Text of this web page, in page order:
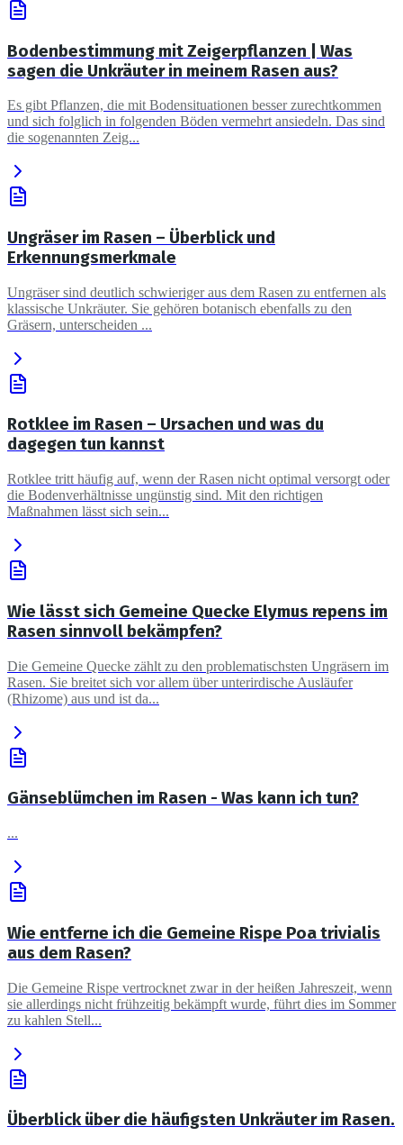
Bodenbestimmung mit Zeigerpflanzen | Was
sagen die Unkräuter in meinem Rasen aus?
Es gibt Pflanzen, die mit Bodensituationen besser zurechtkommen
und sich folglich in folgenden Böden vermehrt ansiedeln. Das sind
die sogenannten Zeig...
Ungräser im Rasen – Überblick und
Erkennungsmerkmale
Ungräser sind deutlich schwieriger aus dem Rasen zu entfernen als
klassische Unkräuter. Sie gehören botanisch ebenfalls zu den
Gräsern, unterscheiden ...
Rotklee im Rasen – Ursachen und was du
dagegen tun kannst
Rotklee tritt häufig auf, wenn der Rasen nicht optimal versorgt oder
die Bodenverhältnisse ungünstig sind. Mit den richtigen
Maßnahmen lässt sich sein...
Wie lässt sich Gemeine Quecke Elymus repens im
Rasen sinnvoll bekämpfen?
Die Gemeine Quecke zählt zu den problematischsten Ungräsern im
Rasen. Sie breitet sich vor allem über unterirdische Ausläufer
(Rhizome) aus und ist da...
Gänseblümchen im Rasen - Was kann ich tun?
...
Wie entferne ich die Gemeine Rispe Poa trivialis
aus dem Rasen?
Die Gemeine Rispe vertrocknet zwar in der heißen Jahreszeit, wenn
sie allerdings nicht frühzeitig bekämpft wurde, führt dies im Sommer
zu kahlen Stell...
Überblick über die häufigsten Unkräuter im Rasen.